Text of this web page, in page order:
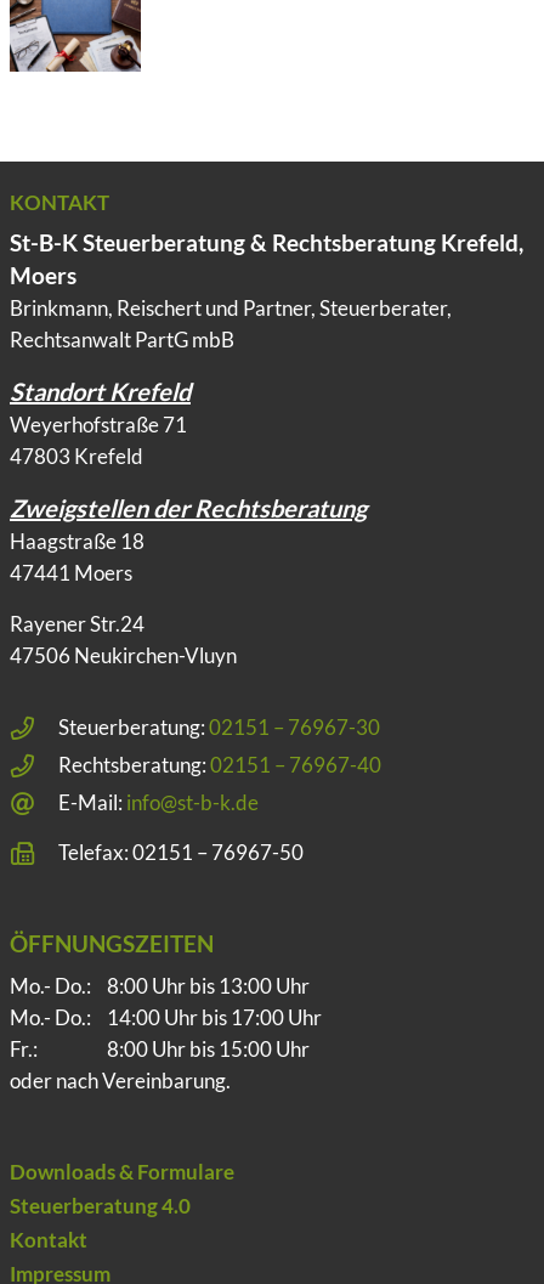
KONTAKT
St-B-K Steuerberatung & Rechtsberatung Krefeld,
Moers
Brinkmann, Reischert und Partner, Steuerberater,
Rechtsanwalt PartG mbB
Standort Krefeld
Weyerhofstraße 71
47803 Krefeld
Zweigstellen der Rechtsberatung
Haagstraße 18
47441 Moers
Rayener Str.24
47506 Neukirchen-Vluyn
Steuerberatung:02151 – 76967-30
Rechtsberatung:02151 – 76967-40
E-Mail: info@st-b-k.de
Telefax: 02151 – 76967-50
ÖFFNUNGSZEITEN
Mo.- Do.:
8:00 Uhr bis 13:00 Uhr
Mo.- Do.:
14:00 Uhr bis 17:00 Uhr
Fr.:
8:00 Uhr bis 15:00 Uhr
oder nach Vereinbarung.
Downloads & Formulare
Steuerberatung 4.0
Kontakt
Impressum